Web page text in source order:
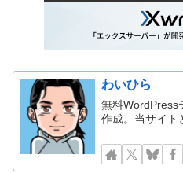
わいひら
無料WordPress
作成。当サイト